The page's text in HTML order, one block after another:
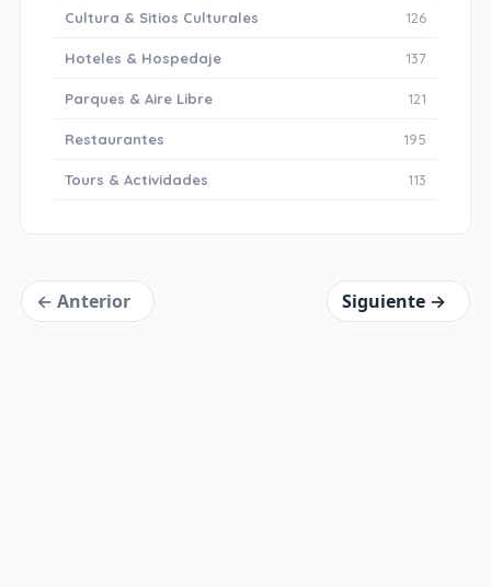
Cultura & Sitios Culturales 126
Hoteles & Hospedaje 137
Parques & Aire Libre 121
Restaurantes 195
Tours & Actividades 113
« Anterior